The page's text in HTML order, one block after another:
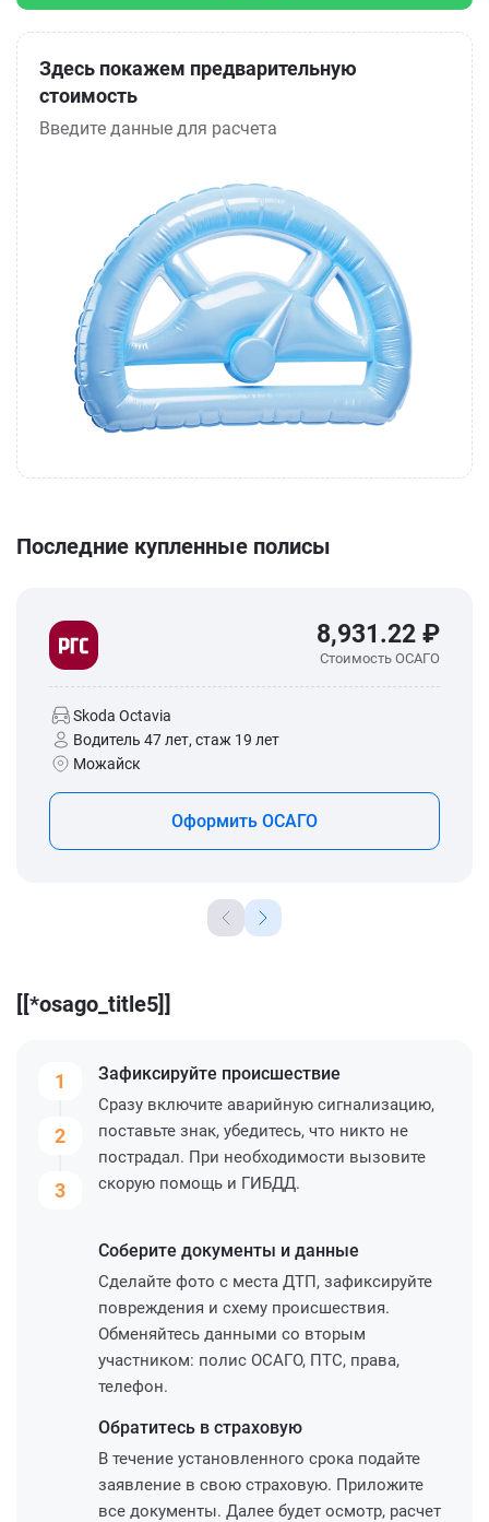
Здесь покажем предварительную
стоимость
Введите данные для расчета
Последние купленные полисы
8,931.22 ₽
Стоимость ОСАГО
Skoda Octavia
Водитель 47 лет, стаж 19 лет
Можайск
Оформить ОСАГО
[[*osago_title5]]
1
2
3
Зафиксируйте происшествие
Сразу включите аварийную сигнализацию,
поставьте знак, убедитесь, что никто не
пострадал. При необходимости вызовите
скорую помощь и ГИБДД.
Соберите документы и данные
Сделайте фото с места ДТП, зафиксируйте
повреждения и схему происшествия.
Обменяйтесь данными со вторым
участником: полис ОСАГО, ПТС, права,
телефон.
Обратитесь в страховую
В течение установленного срока подайте
заявление в свою страховую. Приложите
все документы. Далее будет осмотр, расчет